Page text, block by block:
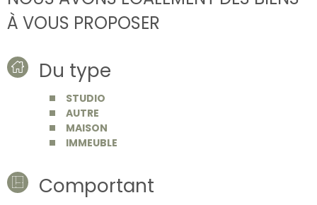
À VOUS PROPOSER
Du type
STUDIO
AUTRE
MAISON
IMMEUBLE
Comportant